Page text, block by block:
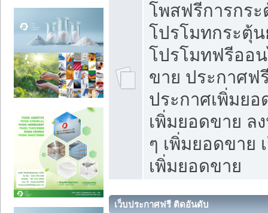
โพสฟรีการกร
โปรโมทกระตุ้
โปรโมทฟรีออ
ขาย ประกาศฟ
ประกาศเพิ่มย
เพิ่มยอดขาย ล
ๆ เพิ่มยอดขาย
เพิ่มยอดขาย
เว็บประกาศฟรี ติดอันดับ